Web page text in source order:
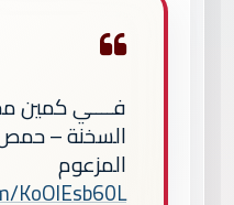
فــــي كمين
السخنة – حمص
المزعوم
KoOlEsb60L